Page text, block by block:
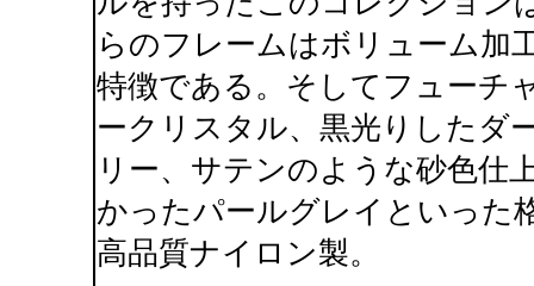
らのフレームはボリューム加
特徴である。そしてフューチ
ークリスタル、黒光りしたダ
リー、サテンのような砂色仕
かったパールグレイといった
高品質ナイロン製。